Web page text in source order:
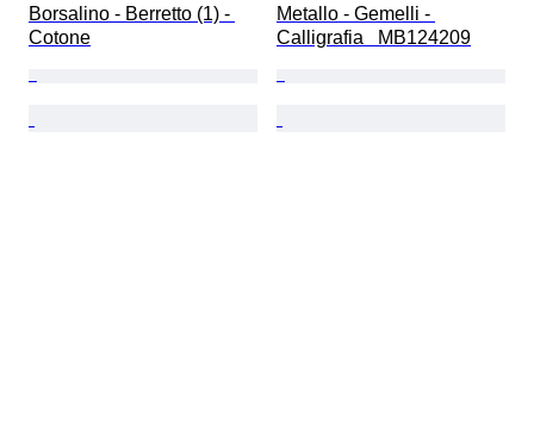
Borsalino - Berretto (1) -
Cotone
Metallo - Gemelli -
Calligrafia   MB124209